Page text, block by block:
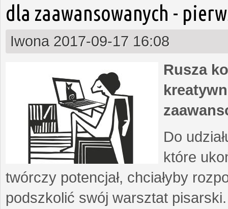
dla zaawansowanych -
Iwona 2017-09-17 16:08
Rusza
Do
które
twórczy potencjał, chciałyby
podszkolić swój warsztat